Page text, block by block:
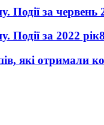
Події за червень
Події за 2022 рік8
які отримали